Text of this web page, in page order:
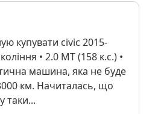
купувати civic 2015-
• 2.0 MT (158 к.с.) •
машина, яка не буде
км. Начиталась, що
таки...